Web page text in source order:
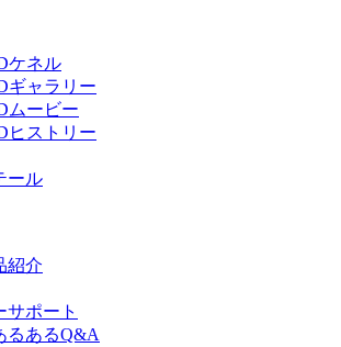
ケネル
ギャラリー
ムービー
ヒストリー
ール
紹介
サポート
るあるQ&A